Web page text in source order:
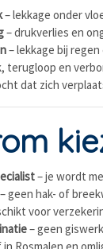
– lekkage onder
– drukverlies en
– lekkage bij
terugloop en
dat zich
– je wordt
geen hak- of
voor
– geen